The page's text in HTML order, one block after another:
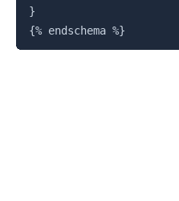
{% endschema %}